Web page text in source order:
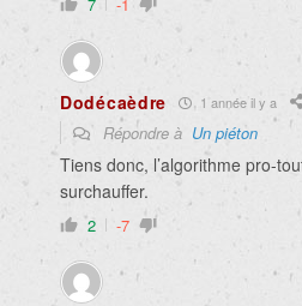
Dodécaèdre 1 année il y a
Répondre à Un piéton
Tiens donc, l’algorithme pro-
surchauffer.
2 -7